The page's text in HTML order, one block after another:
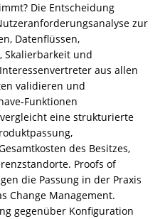
Die Entscheidung
zur
Datenflüssen,
Skalierbarkeit und
aus allen
validieren und
eine strukturierte
des Besitzes,
Proofs of
die Passung in der Praxis
Change Management.
gegenüber Konfiguration